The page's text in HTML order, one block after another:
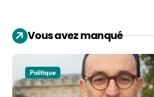
Vous avez manqué
Politique